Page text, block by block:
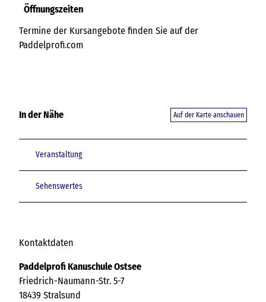
Öffnungszeiten
Termine der Kursangebote finden Sie auf der
Paddelprofi.com
In der Nähe Auf der Karte anschauen
Veranstaltung
Sehenswertes
Kontaktdaten
Paddelprofi Kanuschule Ostsee
Friedrich-Naumann-Str. 5-7
18439 Stralsund